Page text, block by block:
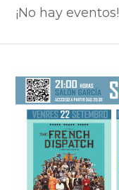
¡No hay eventos!